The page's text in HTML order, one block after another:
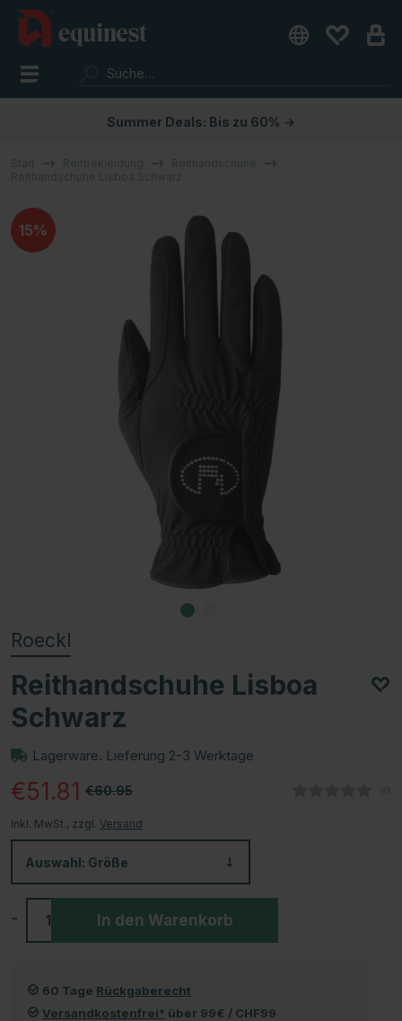
Summer Deals: Bis zu 60% →
15%
Roeckl
Reithandschuhe Lisboa
Schwarz
Lagerware. Lieferung 2-3 Werktage
€60.95
€51.81
Inkl. MwSt., zzgl. Versand
Auswahl: Größe
- In den Warenkorb
60 Tage Rückgaberecht
Versandkostenfrei* über 99€ / CHF99